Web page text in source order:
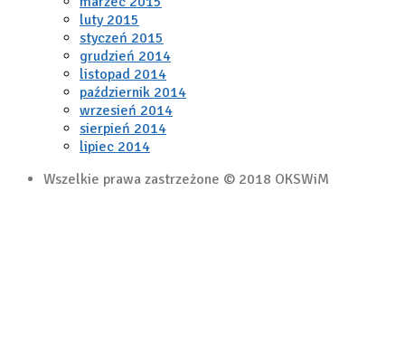
luty 2015
styczeń 2015
grudzień 2014
listopad 2014
październik 2014
wrzesień 2014
sierpień 2014
lipiec 2014
Wszelkie prawa zastrzeżone © 2018 OKSWiM